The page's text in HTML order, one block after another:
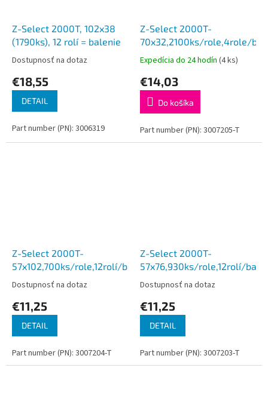
Z-Select 2000T, 102x38
(1790ks), 12 rolí = balenie
Dostupnosť na dotaz
€18,55
DETAIL
Part number (PN): 3006319
Z-Select 2000T-
70x32,2100ks/role,4role/
Expedícia do 24 hodín (4 ks)
€14,03
Do košíka
Part number (PN): 3007205-T
Z-Select 2000T-
57x102,700ks/role,12rolí/balenie
Dostupnosť na dotaz
€11,25
DETAIL
Part number (PN): 3007204-T
Z-Select 2000T-
57x76,930ks/role,12rolí/
Dostupnosť na dotaz
€11,25
DETAIL
Part number (PN): 3007203-T